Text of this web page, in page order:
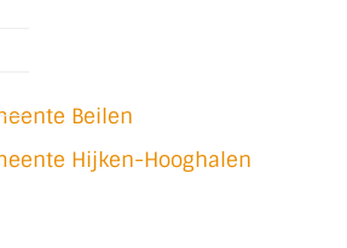
Beilen
Hijken-Hooghalen